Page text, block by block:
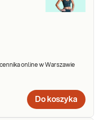
online w Warszawie
Do koszyka